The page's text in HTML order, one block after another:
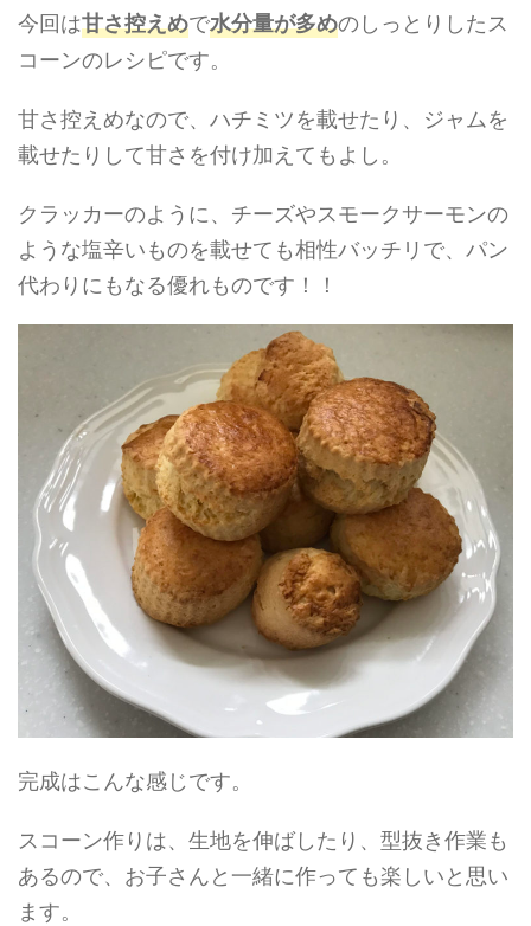
今回は甘さ控えめで水分量が多めのしっとりしたス
コーンのレシピです。
甘さ控えめなので、ハチミツを載せたり、ジャムを
載せたりして甘さを付け加えてもよし。
クラッカーのように、チーズやスモークサーモンの
ような塩辛いものを載せても相性バッチリで、パン
代わりにもなる優れものです！！
完成はこんな感じです。
スコーン作りは、生地を伸ばしたり、型抜き作業も
あるので、お子さんと一緒に作っても楽しいと思い
ます。